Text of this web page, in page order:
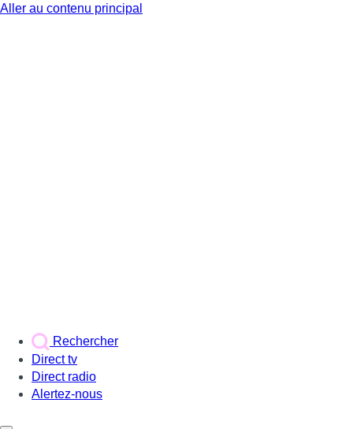
Aller au contenu principal
Rechercher
Direct tv
Direct radio
Alertez-nous